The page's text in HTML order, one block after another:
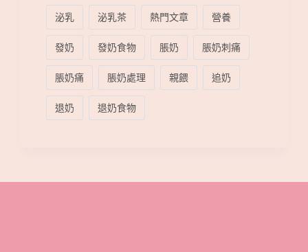
泌乳
泌乳茶 熱門文章
營養
發奶
發奶食物 脹奶
脹奶刺痛
脹奶痛
脹奶處理 親餵
追奶
退奶
退奶食物